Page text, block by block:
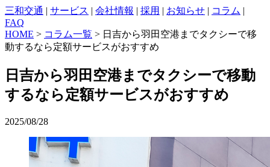
三和交通 | サービス | 会社情報 | 採用 | お知らせ | コラム |
FAQ
HOME > コラム一覧 > 日吉から羽田空港までタクシーで移
動するなら定額サービスがおすすめ
日吉から羽田空港までタクシーで移動
するなら定額サービスがおすすめ
2025/08/28